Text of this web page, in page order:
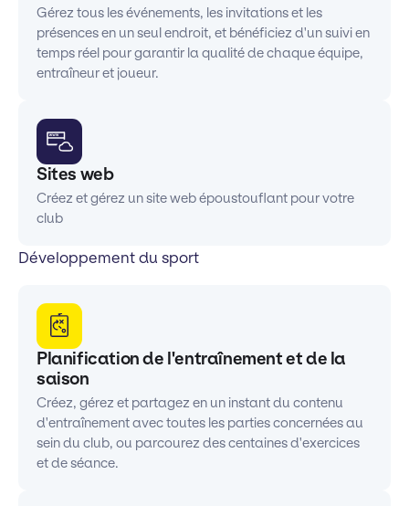
Gérez tous les événements, les invitations et les
présences en un seul endroit, et bénéficiez d'un suivi en
temps réel pour garantir la qualité de chaque équipe,
entraîneur et joueur.
Sites web
Créez et gérez un site web époustouflant pour votre
club
Développement du sport
Planification de l'entraînement et de la
saison
Créez, gérez et partagez en un instant du contenu
d'entraînement avec toutes les parties concernées au
sein du club, ou parcourez des centaines d'exercices
et de séance.